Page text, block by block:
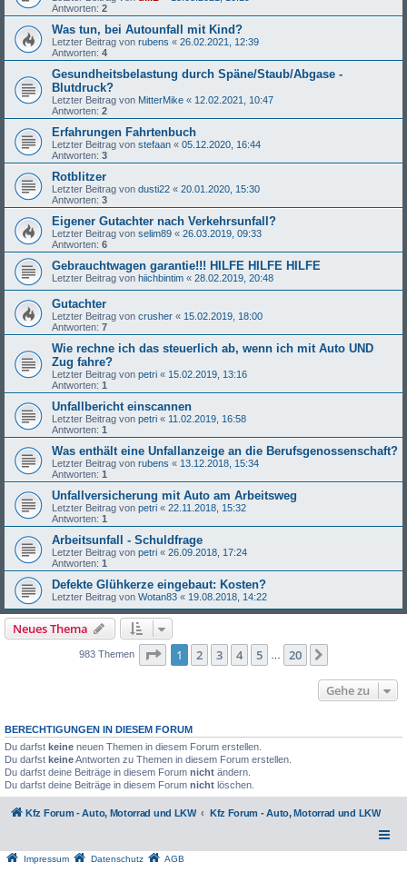
Antworten: 2
Was tun, bei Autounfall mit Kind?
Letzter Beitrag von rubens « 26.02.2021, 12:39
Antworten: 4
Gesundheitsbelastung durch Späne/Staub/Abgase -
Blutdruck?
Letzter Beitrag von MitterMike « 12.02.2021, 10:47
Antworten: 2
Erfahrungen Fahrtenbuch
Letzter Beitrag von stefaan « 05.12.2020, 16:44
Antworten: 3
Rotblitzer
Letzter Beitrag von dusti22 « 20.01.2020, 15:30
Antworten: 3
Eigener Gutachter nach Verkehrsunfall?
Letzter Beitrag von selim89 « 26.03.2019, 09:33
Antworten: 6
Gebrauchtwagen garantie!!! HILFE HILFE HILFE
Letzter Beitrag von hiichbintim « 28.02.2019, 20:48
Gutachter
Letzter Beitrag von crusher « 15.02.2019, 18:00
Antworten: 7
Wie rechne ich das steuerlich ab, wenn ich mit Auto UND
Zug fahre?
Letzter Beitrag von petri « 15.02.2019, 13:16
Antworten: 1
Unfallbericht einscannen
Letzter Beitrag von petri « 11.02.2019, 16:58
Antworten: 1
Was enthält eine Unfallanzeige an die Berufsgenossenschaft?
Letzter Beitrag von rubens « 13.12.2018, 15:34
Antworten: 1
Unfallversicherung mit Auto am Arbeitsweg
Letzter Beitrag von petri « 22.11.2018, 15:32
Antworten: 1
Arbeitsunfall - Schuldfrage
Letzter Beitrag von petri « 26.09.2018, 17:24
Antworten: 1
Defekte Glühkerze eingebaut: Kosten?
Letzter Beitrag von Wotan83 « 19.08.2018, 14:22
Neues Thema
983 Themen Seite 1von 20
1 2 3 4 5 … 20
Gehe zu
BERECHTIGUNGEN IN DIESEM FORUM
Du darfst keine neuen Themen in diesem Forum erstellen.
Du darfst keineAntworten zu Themen in diesem Forum erstellen.
Du darfst deine Beiträge in diesem Forum nicht ändern.
Du darfst deine Beiträge in diesem Forum nicht löschen.
Kfz Forum - Auto, Motorrad und LKW Kfz Forum - Auto, Motorrad und LKW
Impressum Datenschutz
AGB